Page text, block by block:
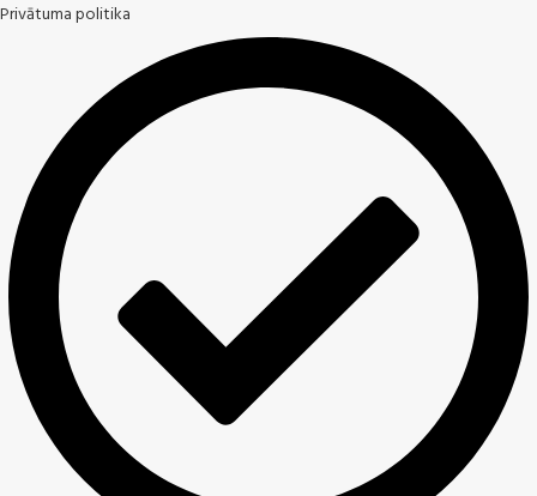
Privātuma politika